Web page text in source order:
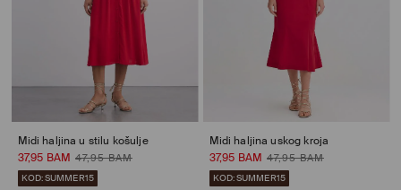
Midi haljina u stilu košulje
37,95 BAM 47,95 BAM
KOD: SUMMER15
Midi haljina uskog kroja
37,95 BAM 47,95 BAM
KOD: SUMMER15